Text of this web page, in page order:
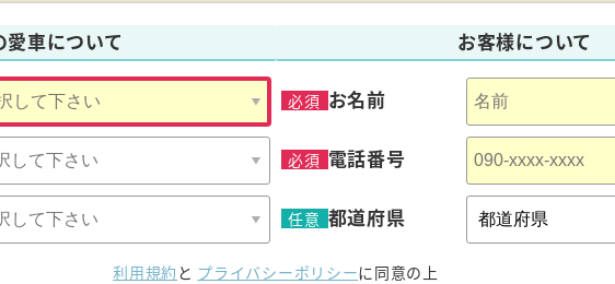
愛車について お客様について
必須 お名前
必須 電話番号
任意 都道府県
利用規約 と プライバシーポリシーに同意の上